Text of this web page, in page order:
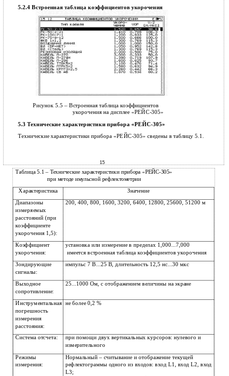
5.2.4 Встроенная таблица коэффициентов укорочения
Рисунок 5.5 – Встроенная таблица коэффициентов
укорочения на дисплее «РЕЙС-305»
5.3 Технические характеристики прибора «РЕЙС-305»
Технические характеристики прибора «РЕЙС-305» сведены в таблицу 5.1.
15
Таблица 5.1 – Технические характеристики прибора «РЕЙС-305»
при методе имульсной рефлектометрии
Характеристика Значение
Диапазоны
200, 400, 800, 1600, 3200, 6400, 12800, 25600, 51200 м
измеряемых
расстояний (при
коэффициенте
укорочения 1,5):
Коэффициент
установка или измерение в пределах 1,000...7,000
укорочения:
имеется встроенная таблица коэффициентов укорочения
Зондирующие
импульс 7 В...25 В, длительность 12,5 нс...30 мкс
сигналы:
Выходное
25...1000 Ом, с отображением величины на экране
сопротивление:
Инструментальная не более 0,2 %
погрешность
измерения
расстояния:
Система отсчета:
при помощи двух вертикальных курсоров: нулевого и
измерительного
Режимы Нормальный – считывание и отображение текущей
измерения:
рефлектограммы одного из входов: вход L1, вход L2, вход
L3;